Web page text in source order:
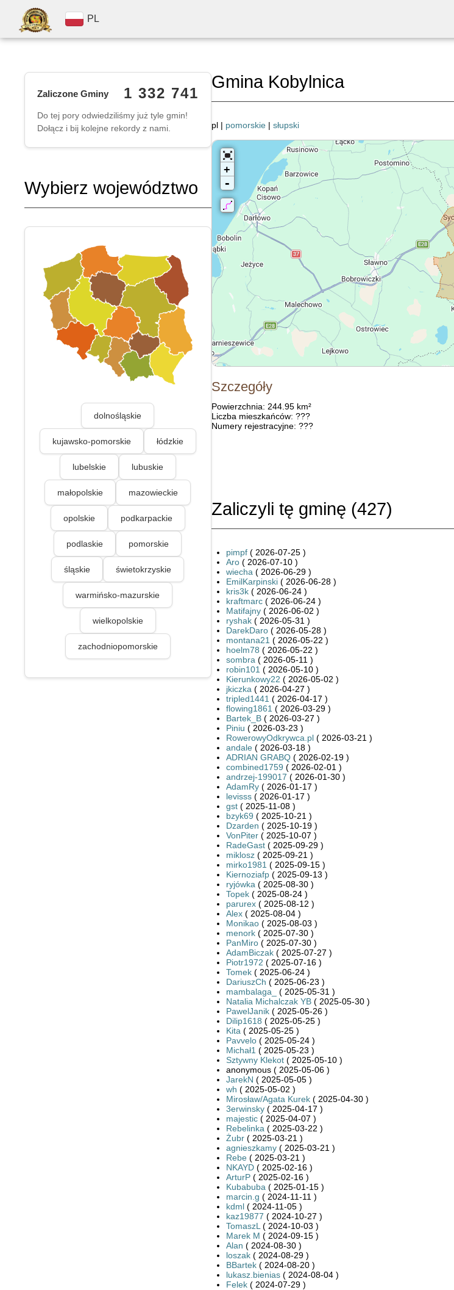
PL
Zaliczone Gminy 1 332 741
Do tej pory odwiedziliśmy już tyle gmin!
Dołącz i bij kolejne rekordy z nami.
Wybierz województwo
dolnośląskie
kujawsko-pomorskie łódzkie
lubelskie lubuskie
małopolskie mazowieckie
opolskie podkarpackie
podlaskie pomorskie
śląskie świetokrzyskie
warmińsko-mazurskie
wielkopolskie
zachodniopomorskie
Gmina Kobylnica
pl | pomorskie| słupski
+
-
Szczegóły
Powierzchnia: 244.95 km²
Liczba mieszkańców: ???
Numery rejestracyjne: ???
Zaliczyli tę gminę (427)
pimpf( 2026-07-25 )
Aro( 2026-07-10 )
wiecha ( 2026-06-29 )
EmilKarpinski( 2026-06-28 )
kris3k( 2026-06-24 )
kraftmarc( 2026-06-24 )
Matifajny( 2026-06-02 )
ryshak( 2026-05-31 )
DarekDaro( 2026-05-28 )
montana21 ( 2026-05-22 )
hoelm78 ( 2026-05-22 )
sombra ( 2026-05-11 )
robin101 ( 2026-05-10 )
Kierunkowy22 ( 2026-05-02 )
jkiczka ( 2026-04-27 )
tripled1441 ( 2026-04-17 )
flowing1861 ( 2026-03-29 )
Bartek_B( 2026-03-27 )
Piniu ( 2026-03-23 )
RowerowyOdkrywca.pl( 2026-03-21 )
andale( 2026-03-18 )
ADRIAN GRABQ( 2026-02-19 )
combined1759 ( 2026-02-01 )
andrzej-199017 ( 2026-01-30 )
AdamRy( 2026-01-17 )
levisss( 2026-01-17 )
gst( 2025-11-08 )
bzyk69 ( 2025-10-21 )
Dzarden ( 2025-10-19 )
VonPiter( 2025-10-07 )
RadeGast( 2025-09-29 )
miklosz( 2025-09-21 )
mirko1981 ( 2025-09-15 )
Kiernoziafp( 2025-09-13 )
ryjówka ( 2025-08-30 )
Topek( 2025-08-24 )
parurex( 2025-08-12 )
Alex( 2025-08-04 )
Monikao( 2025-08-03 )
menork( 2025-07-30 )
PanMiro( 2025-07-30 )
AdamBiczak( 2025-07-27 )
Piotr1972 ( 2025-07-16 )
Tomek( 2025-06-24 )
DariuszCh ( 2025-06-23 )
mambalaga_
( 2025-05-31 )
Natalia Michalczak YB( 2025-05-30 )
PawelJanik( 2025-05-26 )
Dilip1618 ( 2025-05-25 )
Kita ( 2025-05-25 )
Pavvelo( 2025-05-24 )
Michał1 ( 2025-05-23 )
Sztywny Klekot( 2025-05-10 )
anonymous ( 2025-05-06 )
JarekN ( 2025-05-05 )
wh ( 2025-05-02 )
Mirosław/Agata Kurek( 2025-04-30 )
3erwinsky( 2025-04-17 )
majestic( 2025-04-07 )
Rebelinka ( 2025-03-22 )
Żubr( 2025-03-21 )
agnieszkamy( 2025-03-21 )
Rebe( 2025-03-21 )
NKAYD( 2025-02-16 )
ArturP( 2025-02-16 )
Kubabuba ( 2025-01-15 )
marcin.g ( 2024-11-11 )
kdml( 2024-11-05 )
kaz19877 ( 2024-10-27 )
TomaszL ( 2024-10-03 )
Marek M ( 2024-09-15 )
Alan ( 2024-08-30 )
loszak( 2024-08-29 )
BBartek( 2024-08-20 )
lukasz.bienias( 2024-08-04 )
Felek( 2024-07-29 )